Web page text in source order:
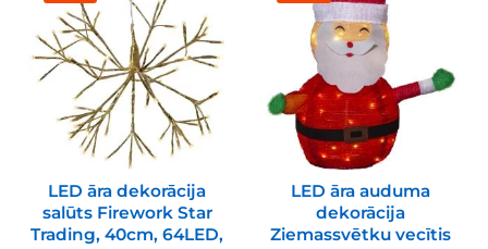
LED āra dekorācija
salūts Firework Star
Trading, 40cm, 64LED,
LED āra auduma
dekorācija
Ziemassvētku vecītis